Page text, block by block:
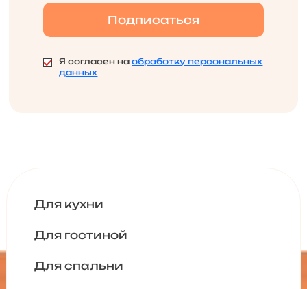
Я согласен наобработку персональных
данных
Для кухни
Для гостиной
Для спальни